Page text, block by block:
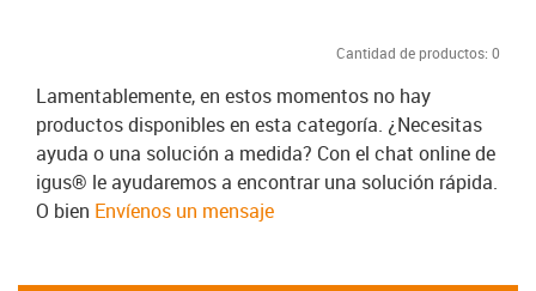
Cantidad de productos: 0
Lamentablemente, en estos momentos no hay
productos disponibles en esta categoría. ¿Necesitas
ayuda o una solución a medida? Con el chat online de
igus® le ayudaremos a encontrar una solución rápida.
O bien Envíenos un mensaje